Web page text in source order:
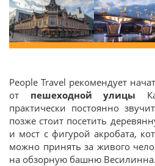
People Travel рекомендует
от пешеходной улицы
практически постоянно звучит
позже стоит посетить
и мост с фигурой акробата,
можно принять за живого
на обзорную башню Весилинна.